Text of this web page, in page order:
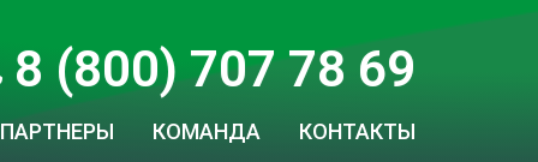
8 (800) 707 78 69
ПАРТНЕРЫ КОМАНДА КОНТАКТЫ